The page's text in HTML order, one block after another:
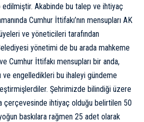
Akabinde bu talep ve ihtiyaç
Cumhur İttifakı’nın mensupları AK
ve yöneticileri tarafından
yönetimi de bu arada mahkeme
Cumhur İttifakı mensupları bir anda,
ve engelledikleri bu ihaleyi gündeme
Şehrimizde bilindiği üzere
çerçevesinde ihtiyaç olduğu belirtilen 50
baskılara rağmen 25 adet olarak